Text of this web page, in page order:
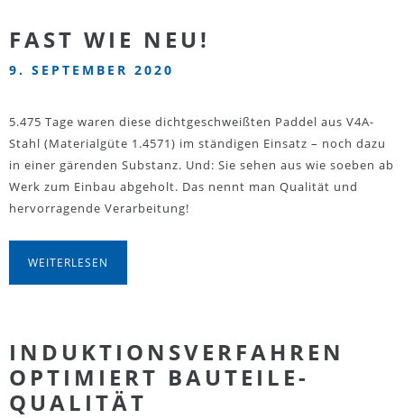
FAST WIE NEU!
9. SEPTEMBER 2020
5.475 Tage waren diese dichtgeschweißten Paddel aus V4A-
Stahl (Materialgüte 1.4571) im ständigen Einsatz – noch dazu
in einer gärenden Substanz. Und: Sie sehen aus wie soeben ab
Werk zum Einbau abgeholt. Das nennt man Qualität und
hervorragende Verarbeitung!
WEITERLESEN
INDUKTIONSVERFAHREN
OPTIMIERT BAUTEILE-
QUALITÄT